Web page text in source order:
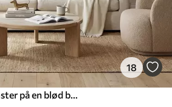
18
Grene med hvide blomster på en blød beige baggrund